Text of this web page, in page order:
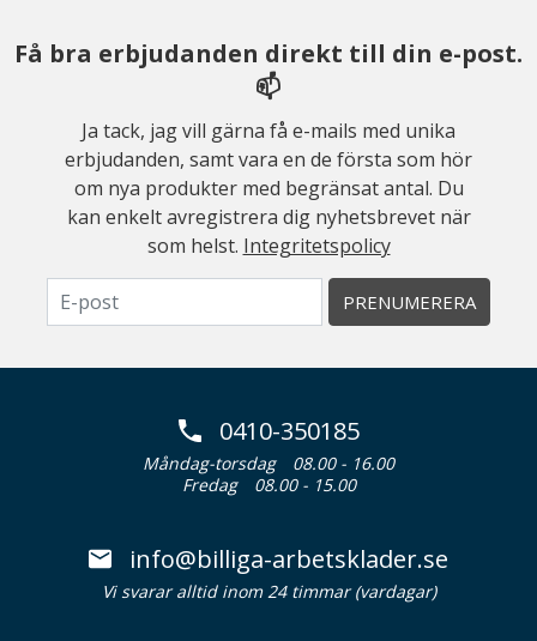
Få bra erbjudanden direkt till din e-post.
📫
Ja tack, jag vill gärna få e-mails med unika
erbjudanden, samt vara en de första som hör
om nya produkter med begränsat antal. Du
kan enkelt avregistrera dig nyhetsbrevet när
som helst. Integritetspolicy
PRENUMERERA
0410-350185
Måndag-torsdag
08.00 - 16.00
Fredag
08.00 - 15.00
info@billiga-arbetsklader.se
Vi svarar alltid inom 24 timmar (vardagar)